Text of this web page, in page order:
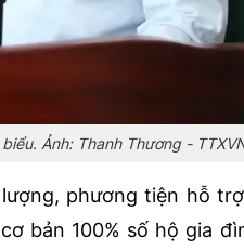
Ảnh: Thanh Thương -
phương tiện hỗ
bản 100% số hộ gia